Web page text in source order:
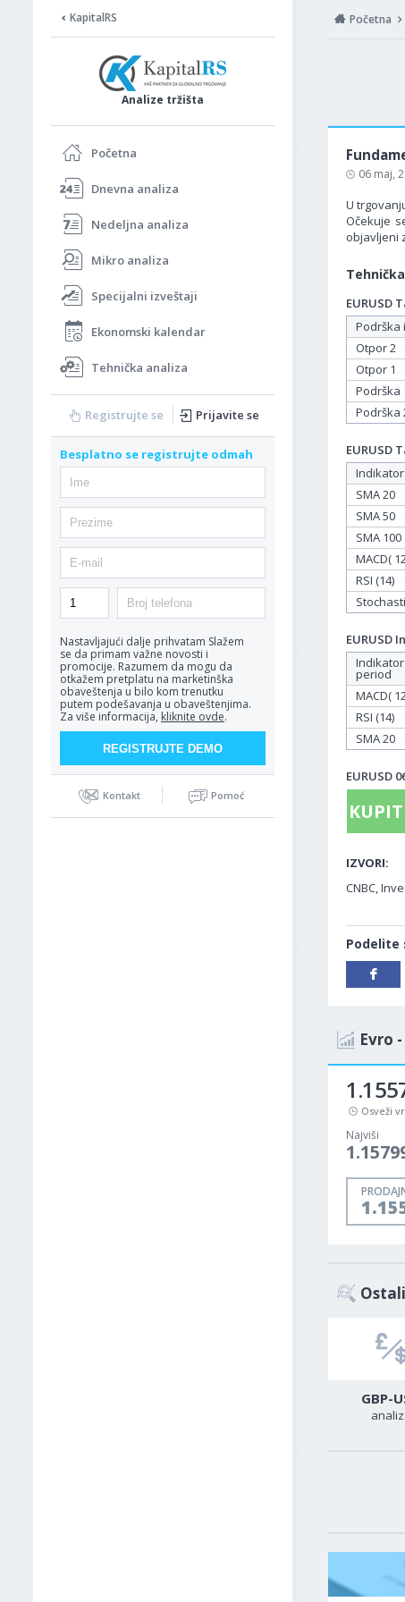
KapitalRS
Analize tržišta
Početna
Dnevna analiza
Nedeljna analiza
Mikro analiza
Specijalni izveštaji
Ekonomski kalendar
Tehnička analiza
Registrujte se Prijavite se
Besplatno se registrujte odmah
Nastavljajući dalje prihvatam Slažem
se da primam važne novosti i
promocije. Razumem da mogu da
otkažem pretplatu na marketinška
obaveštenja u bilo kom trenutku
putem podešavanja u obaveštenjima.
Za više informacija, kliknite ovde.
Kontakt Pomoć
Početna
06 maj,
U
Očekuje
objavljeni
EURUSD
Podrška
Otpor 2
Otpor 1
Podrška
Podrška
EURUSD
Indikator
SMA 20
SMA 50
SMA 100
MACD(
RSI (14)
EURUSD
period
MACD(
RSI (14)
SMA 20
EURUSD
IZVORI:
CNBC,
Podelite
Evro
Osveži
Najviši
GBP-